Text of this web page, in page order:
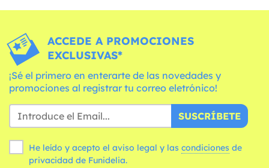
ACCEDE A PROMOCIONES
EXCLUSIVAS*
¡Sé el primero en enterarte de las novedades y
promociones al registrar tu correo eletrónico!
SUSCRÍBETE
He leído y acepto el aviso legal y las condiciones
privacidad de Funidelia.